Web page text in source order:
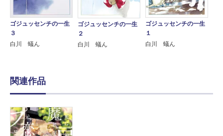
ゴジュッセンチの一生
３
白川 蟻ん
ゴジュッセンチの一生
２
白川 蟻ん
ゴジュッセンチの一生
１
白川 蟻ん
関連作品